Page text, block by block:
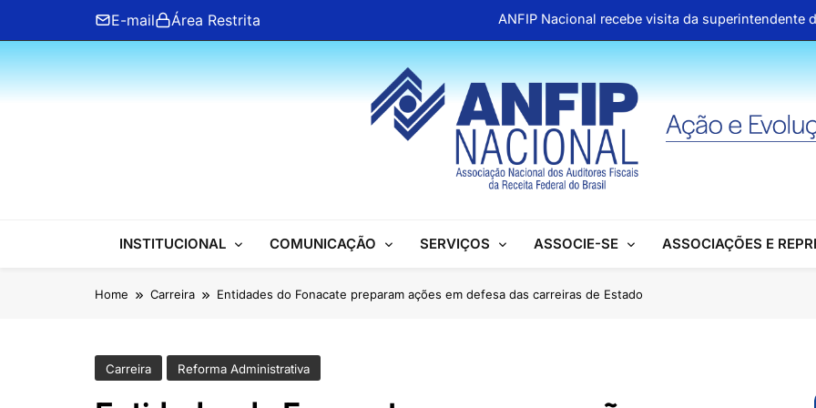
content
E-mail Área Restrita ANFIP Nacional recebe visita da superintendente
Preparativos para o XIX Encontro
Almoço em homenagem ao Dia
ANFIP Nacional recebe visita da superintendente
Almoço em homenagem ao Dia
ANFIP Nacional
INSTITUCIONAL COMUNICAÇÃO SERVIÇOS ASSOCIE-SE ASSOCIAÇÕES E
Home Carreira Entidades do Fonacate preparam ações em defesa das carreiras de Estado
Carreira Reforma Administrativa